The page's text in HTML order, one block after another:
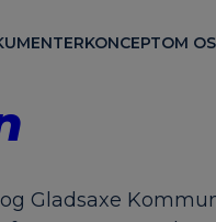
KONCEPTOM OS
Gladsaxe